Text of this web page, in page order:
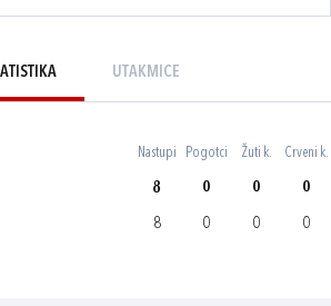
UTAKMICE
Nastupi Pogotci Žuti k. Crveni k.
8 0 0 0
8 0 0 0